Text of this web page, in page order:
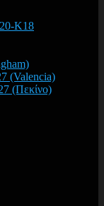
Κ18
(Valencia)
(Πεκίνο)